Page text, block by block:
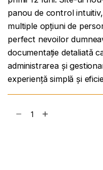
panou de control
multiple opțiuni de
perfect nevoilor
documentație detaliată
administrarea și
experiență simplă și